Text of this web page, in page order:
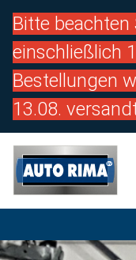
Bitte beachten
einschließlich
Bestellungen
13.08.